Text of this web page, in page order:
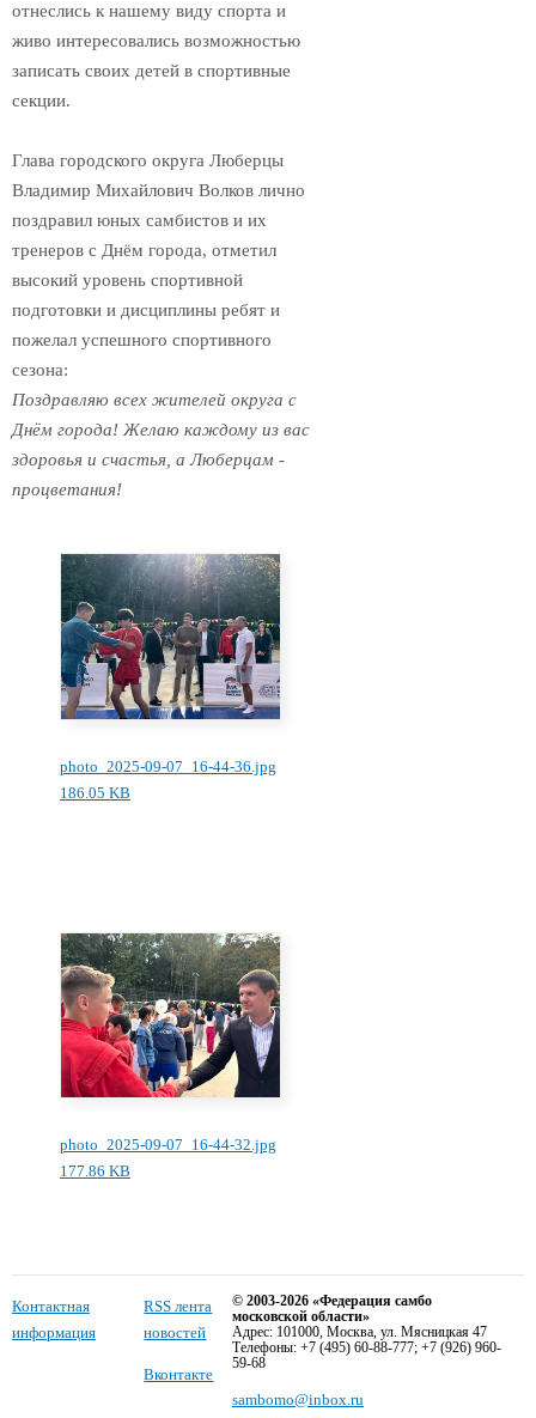
отнеслись к нашему виду спорта и
живо интересовались возможностью
записать своих детей в спортивные
секции.
Глава городского округа Люберцы
Владимир Михайлович Волков лично
поздравил юных самбистов и их
тренеров с Днём города, отметил
высокий уровень спортивной
подготовки и дисциплины ребят и
пожелал успешного спортивного
сезона:
Поздравляю всех жителей округа с
Днём города! Желаю каждому из вас
здоровья и счастья, а Люберцам -
процветания!
photo_2025-09-07_16-44-36.jpg
186.05 KB
photo_2025-09-07_16-44-32.jpg
177.86 KB
Контактная
информация
RSS лента
новостей
Вконтакте
© 2003-2026 «Федерация самбо
московской области»
Адрес: 101000, Москва, ул. Мясницкая 47
Телефоны: +7 (495) 60-88-777; +7 (926) 960-
59-68
sambomo@inbox.ru